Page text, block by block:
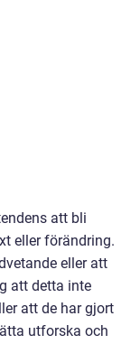
att bli
eller förändring.
eller att
att detta inte
att de har gjort
utforska och